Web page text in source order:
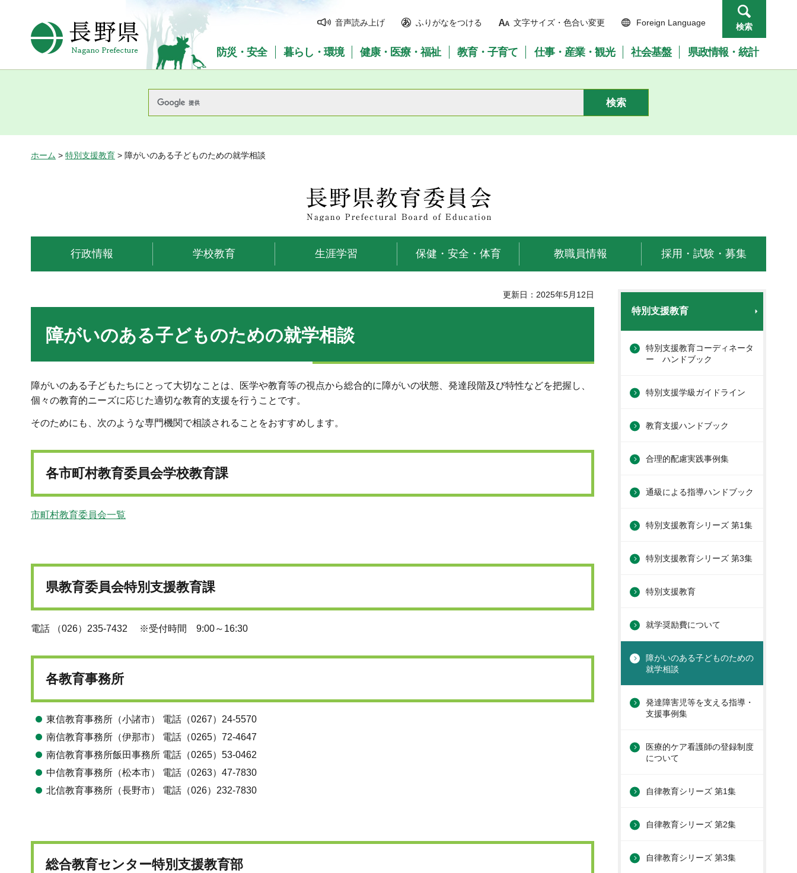
長野県Nagano Prefecture
音声読み上げ ふりがなをつける 文字サイズ・色合い変更 Foreign Language 検索
防災・安全 暮らし・環境 健康・医療・福祉 教育・子育て 仕事・産業・観光 社会基盤 県政情報・統計
ホーム > 特別支援教育 > 障がいのある子どものための就学相談
長野県教育委員会
行政情報 学校教育 生涯学習 保健・安全・体育 教職員情報 採用・試験・募集
更新日：2025年5月12日
障がいのある子どものための就学相談
障がいのある子どもたちにとって大切なことは、医学や教育等の視点から総合的に障がいの状態、発達段階及び特性などを把握し、
個々の教育的ニーズに応じた適切な教育的支援を行うことです。
そのためにも、次のような専門機関で相談されることをおすすめします。
各市町村教育委員会学校教育課
市町村教育委員会一覧
県教育委員会特別支援教育課
電話 （026）235-7432 ※受付時間 9:00～16:30
各教育事務所
東信教育事務所（小諸市） 電話（0267）24-5570
南信教育事務所（伊那市） 電話（0265）72-4647
南信教育事務所飯田事務所 電話（0265）53-0462
中信教育事務所（松本市） 電話（0263）47-7830
北信教育事務所（長野市） 電話（026）232-7830
総合教育センター特別支援教育部
特別支援教育
特別支援教育コーディネータ
ー ハンドブック
特別支援学級ガイドライン
教育支援ハンドブック
合理的配慮実践事例集
通級による指導ハンドブック
特別支援教育シリーズ 第1集
特別支援教育シリーズ 第3集
特別支援教育
就学奨励費について
障がいのある子どものための
就学相談
発達障害児等を支える指導・
支援事例集
医療的ケア看護師の登録制度
について
自律教育シリーズ 第1集
自律教育シリーズ 第2集
自律教育シリーズ 第3集